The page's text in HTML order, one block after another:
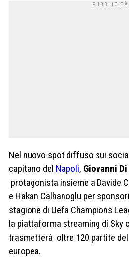
Nel nuovo spot diffuso sui
capitano del Napoli, Giovanni
protagonista insieme a Davide
e Hakan Calhanoglu per
stagione di Uefa Champions
la piattaforma streaming di Sky
trasmetterà oltre 120 partite
europea.